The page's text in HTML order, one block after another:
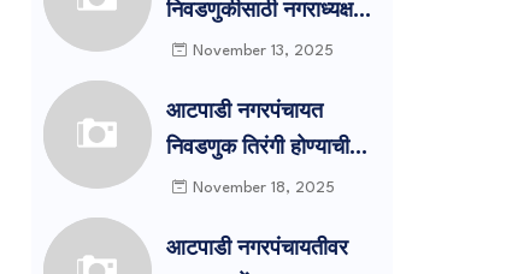
निवडणुकीसाठी नगराध्यक्ष
पदासाठी दोन उमेदवार तर
उमेदवारी अर्ज आज दाखल
November 13, 2025
आटपाडी नगरपंचायत
निवडणुक तिरंगी होण्याची
शक्यताNovember 18, 2025
आटपाडी नगरपंचायतीवर